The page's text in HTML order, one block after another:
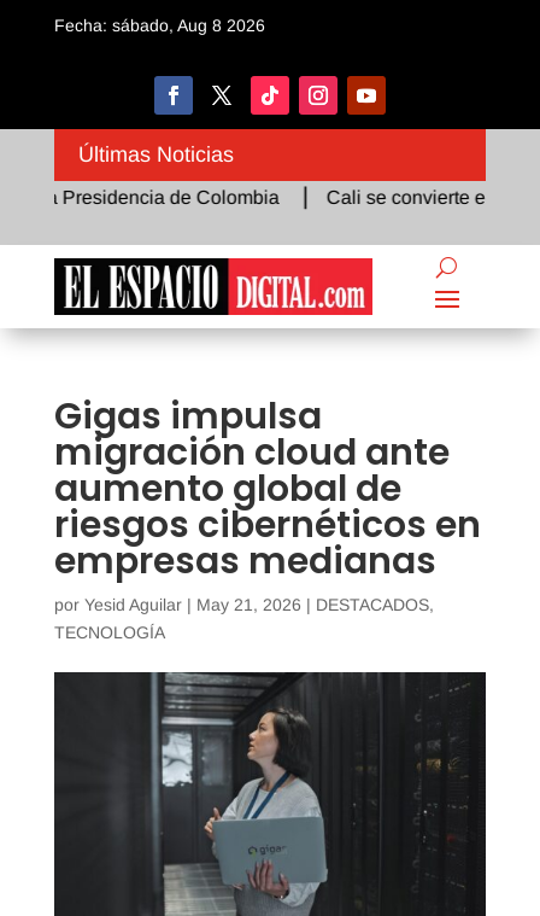
Fecha: sábado, Aug 8 2026
Últimas Noticias
Presidencia de Colombia Cali se convierte en el
Gigas impulsa
migración cloud ante
aumento global de
riesgos cibernéticos en
empresas medianas
por Yesid Aguilar| May 21, 2026 | DESTACADOS,
TECNOLOGÍA